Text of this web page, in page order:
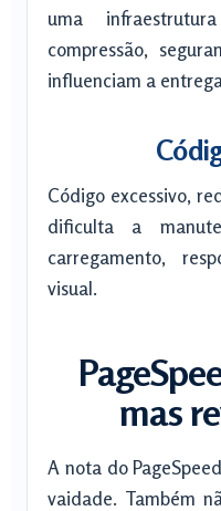
uma
compressão,
influenciam a
Código excessivo,
dificulta a
carregamento,
visual.
mas
A nota do
vaidade. Também